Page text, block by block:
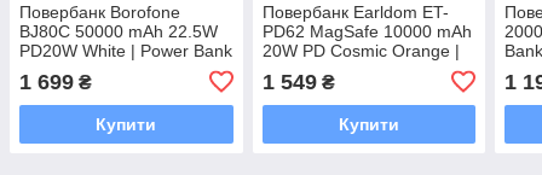
Повербанк Borofone
BJ80C 50000 mAh 22.5W
PD20W White | Power Bank
QC3.0, USB-C, 3 виходи
1 699 ₴
Купити
Повербанк Earldom ET-
PD62 MagSafe 10000 mAh
20W PD Cosmic Orange |
магнітний Power Bank із
бездротовою зарядкою та
дисплеєм
1 549₴
Купити
1